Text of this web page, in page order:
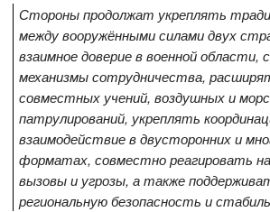
Стороны продолжат укреплять
между вооружёнными силами двух
взаимное доверие в военной
механизмы сотрудничества,
совместных учений, воздушных и
патрулирований, укреплять
взаимодействие в двусторонних и
форматах, совместно реагировать
вызовы и угрозы, а также
региональную безопасность и